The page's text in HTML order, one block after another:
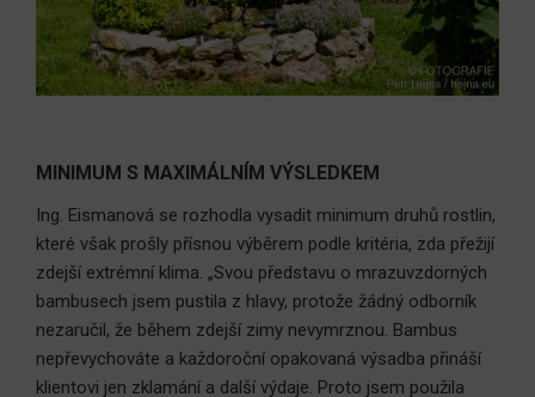
MINIMUM S MAXIMÁLNÍM VÝSLEDKEM
Ing. Eismanová se rozhodla vysadit minimum druhů rostlin,
které však prošly přísnou výběrem podle kritéria, zda přežijí
zdejší extrémní klima. „Svou představu o mrazuvzdorných
bambusech jsem pustila z hlavy, protože žádný odborník
nezaručil, že během zdejší zimy nevymrznou. Bambus
nepřevychováte a každoroční opakovaná výsadba přináší
klientovi jen zklamání a další výdaje. Proto jsem použila